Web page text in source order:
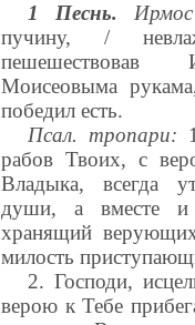
1 Песнь.
пучину, /
пешешествовав
Моисеовыма
победил есть.
Псал. тропари:
рабов Твоих, с
Владыка, всегда
души, а вместе и
хранящий
милость
2. Господи,
верою к Тебе